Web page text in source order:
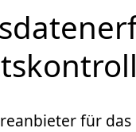
für